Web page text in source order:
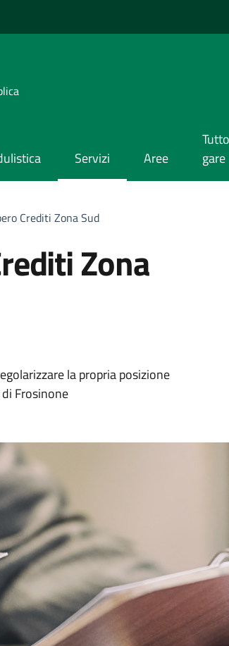
Servizi Aree
Tutto
gare
Crediti Zona Sud
Zona
la propria posizione
Frosinone